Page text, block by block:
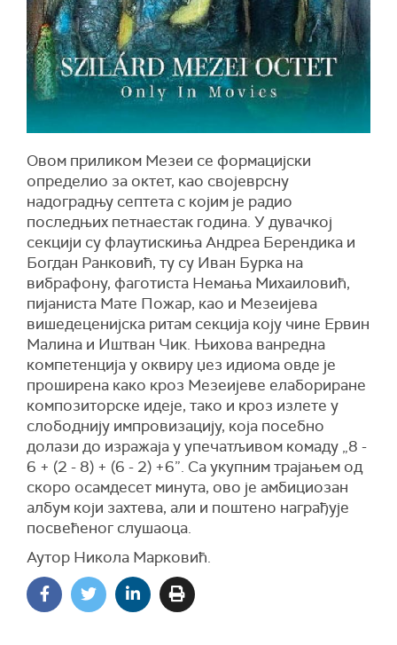
Овом приликом Мезеи се формацијски
определио за октет, као својеврсну
надоградњу септета с којим је радио
последњих петнаестак година. У дувачкој
секцији су флаутискиња Андреа Берендика и
Богдан Ранковић, ту су Иван Бурка на
вибрафону, фаготиста Немања Михаиловић,
пијаниста Мате Пожар, као и Мезеијева
вишедеценијска ритам секција коју чине Ервин
Малина и Иштван Чик. Њихова ванредна
компетенција у оквиру џез идиома овде је
проширена како кроз Мезеијеве елабориране
композиторске идеје, тако и кроз излете у
слободнију импровизацију, која посебно
долази до изражаја у упечатљивом комаду „8 -
6 + (2 - 8) + (6 - 2) +6”. Са укупним трајањем од
скоро осамдесет минута, ово је амбициозан
албум који захтева, али и поштено награђује
посвећеног слушаоца.
Аутор Никола Марковић.